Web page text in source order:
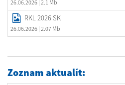
26.06.2026 | 2.1 Mb
RKL 2026 SK
26.06.2026 | 2.07 Mb
Zoznam aktualít: